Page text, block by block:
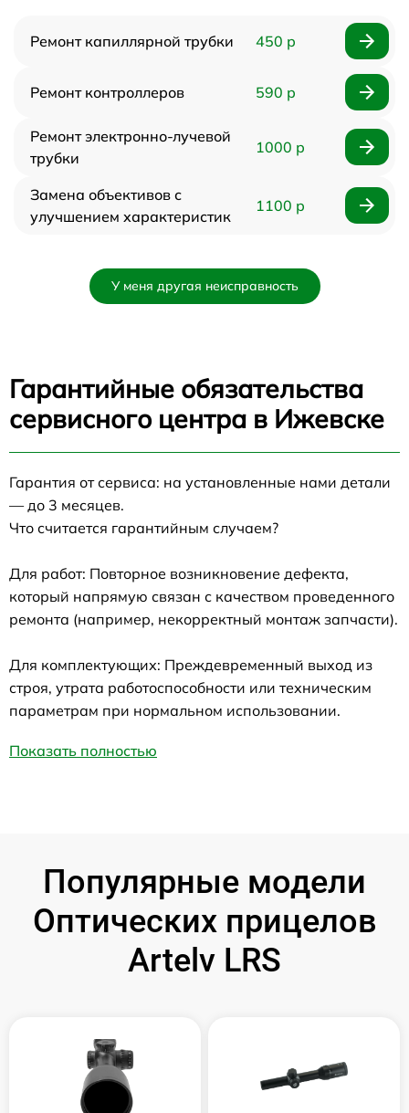
Ремонт капиллярной трубки 450 р
Ремонт контроллеров 590 р
Ремонт электронно-лучевой
трубки
1000 р
Замена объективов с
улучшением характеристик
1100 р
У меня другая неисправность
Гарантийные обязательства
сервисного центра в Ижевске
Гарантия от сервиса: на установленные нами детали
— до 3 месяцев.
Что считается гарантийным случаем?
Для работ: Повторное возникновение дефекта,
который напрямую связан с качеством проведенного
ремонта (например, некорректный монтаж запчасти).
Для комплектующих: Преждевременный выход из
строя, утрата работоспособности или техническим
параметрам при нормальном использовании.
Показать полностью
Популярные модели
Оптических прицелов
Artelv LRS